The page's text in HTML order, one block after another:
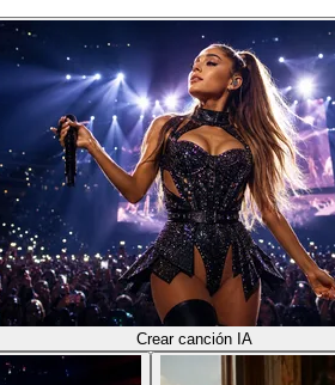
Crear canción IA